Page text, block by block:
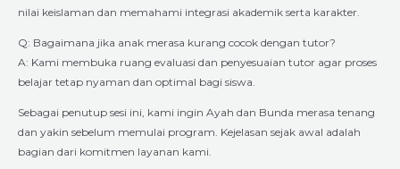
nilai keislaman dan memahami integrasi akademik serta karakter.
Q: Bagaimana jika anak merasa kurang cocok dengan tutor?
A: Kami membuka ruang evaluasi dan penyesuaian tutor agar proses
belajar tetap nyaman dan optimal bagi siswa.
Sebagai penutup sesi ini, kami ingin Ayah dan Bunda merasa tenang
dan yakin sebelum memulai program. Kejelasan sejak awal adalah
bagian dari komitmen layanan kami.